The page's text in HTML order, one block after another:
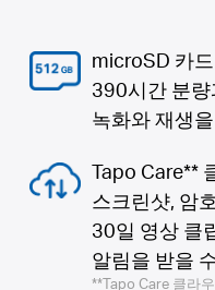
microSD 카
390시간 분
녹화와 재생
Tapo Care**
스크린샷, 암
30일 영상 클
알림을 받을
**Tapo Care 클라